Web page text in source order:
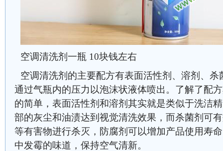
空调清洗剂一瓶 10块钱左右
空调清洗剂的主要配方有表面活性剂、溶剂、
通过气瓶内的压力以泡沫状液体喷出。了解了配
的简单，表面活性剂和溶剂其实就是类似于洗洁
部的灰尘和油渍达到视觉清洗效果，而杀菌剂可
等有害物进行杀灭，防腐剂可以增加产品使用寿
中发霉的味道，保持空气清新。